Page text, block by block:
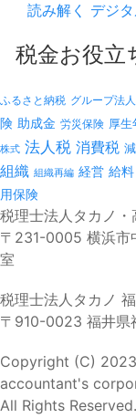
読み解く デジ
税金お役立
ふるさと納税 グループ法
険 助成金 労災保険 厚生
株式 法人税 消費税
組織 組織再編 経営 給料
用保険
税理士法人タカノ
〒231-0005 横浜市
室
税理士法人タカノ
〒910-0023 福井県
Copyright (C)
accountant's
All Rights Reserved.